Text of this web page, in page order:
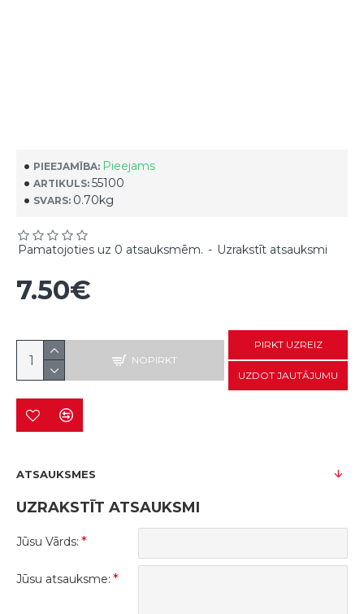
PIEEJAMĪBA: Pieejams
ARTIKULS: 55100
SVARS: 0.70kg
Pamatojoties uz 0 atsauksmēm. - Uzrakstīt atsauksmi
7.50€
NOPIRKT
PIRKT UZREIZ
UZDOT JAUTĀJUMU
ATSAUKSMES
UZRAKSTĪT ATSAUKSMI
Jūsu Vārds:
Jūsu atsauksme: